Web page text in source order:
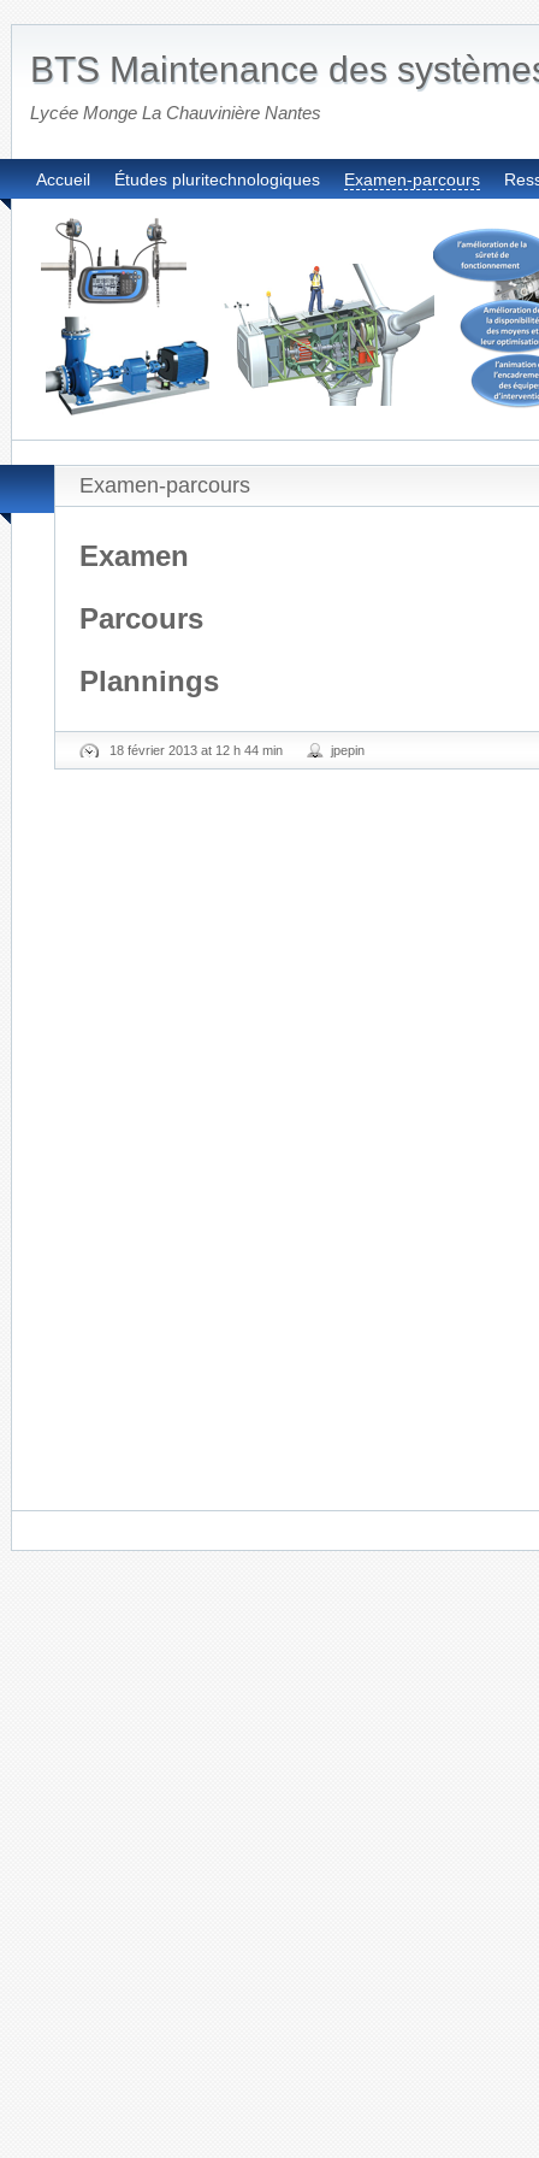
BTS Maintenance des
Lycée Monge La Chauvinière Nantes
Accueil Études pluritechnologiques Examen-parcours
Examen-parcours
Examen
Parcours
Plannings
18 février 2013 at 12 h 44 min jpepin